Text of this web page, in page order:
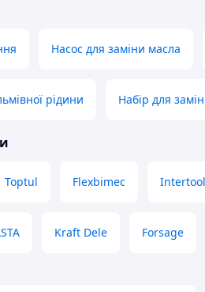
Насос для заміни масла
рідини Набір для
Toptul Flexbimec Intertool
Kraft Dele Forsage